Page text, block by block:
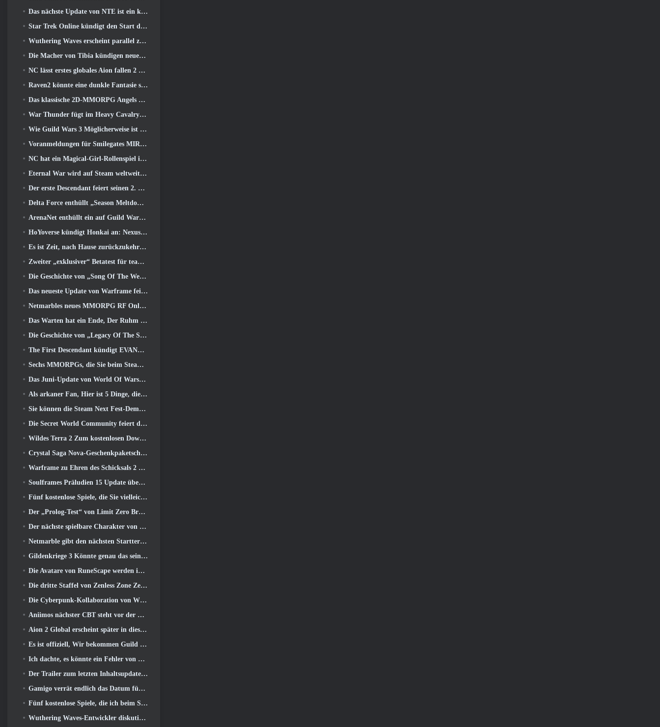
Das nächste Update von NTE ist ein kleiner Abstecher in ein Fantasy-Tabletop-Spiel
Star Trek Online kündigt den Start der kommenden „Undiscovered“-Staffel an
Wuthering Waves erscheint parallel zur Xbox-Version 3.5 Aktualisieren
Die Macher von Tibia kündigen neuen Playtest des Old-School-Zombie-MMORPGs an, Online bestehen bleiben
NC lässt erstes globales Aion fallen 2 Entwicklervideo, Details zum Spiel teilen
Raven2 könnte eine dunkle Fantasie sein, Aber das tut dem Sommerspaß keinen Abbruch
Das klassische 2D-MMORPG Angels Online Global startet heute
War Thunder fügt im Heavy Cavalry Update Raketenabwehrraketen und elektronische Unterstützungsmaßnahmen hinzu
Wie Guild Wars 3 Möglicherweise ist es auf der Suche nach Innovationen im MMO-Bereich
Voranmeldungen für Smilegates MIRESI sind jetzt möglich: Unsichtbare Zukunft
NC hat ein Magical-Girl-Rollenspiel im Anime-inspirierten Kunststil der 90er in Arbeit
Eternal War wird auf Steam weltweit verbreitet
Der erste Descendant feiert seinen 2. Jahrestag mit dem Descendant Fest 2026 Strom
Delta Force enthüllt „Season Meltdown“, Kündigt die Zusammenarbeit mit Rainbow Six Siege an
ArenaNet enthüllt ein auf Guild Wars basierendes Kartenspiel, Nebelgebunden
HoYoverse kündigt Honkai an: Nexus-Anime „Evolutionstest“
Es ist Zeit, nach Hause zurückzukehren und den glückseligen Rückzugsort dort wiederherzustellen, wo sich die Winde treffen
Zweiter „exklusiver“ Betatest für teambasierte Survival-Shooter-Zeitfresser angekündigt
Die Geschichte von „Song Of The Welkin Moon“ von Genshin Impact geht zu Ende.. Auf dem Mond
Das neueste Update von Warframe feiert alle Space Dads
Netmarbles neues MMORPG RF Online Next mit Mech-Thema wird weltweit eingeführt
Das Warten hat ein Ende, Der Ruhm der Besiegten ist zurückgekehrt
Die Geschichte von „Legacy Of The Sith“ findet heute im neuesten Update von SWTOR ihren Abschluss
The First Descendant kündigt EVANGELION Collab-Event an
Sechs MMORPGs, die Sie beim Steam Next Fest ausprobieren können
Das Juni-Update von World Of Warships feiert den Unabhängigkeitstag der USA mit einer neuen Erzählkampagne
Als arkaner Fan, Hier ist 5 Dinge, die ich vom Riot-MMO sehen möchte
Sie können die Steam Next Fest-Demo von Embers Of The Uncrowned Tomorrow vorab herunterladen
Die Secret World Community feiert den 14. Jahrestag mit einem Rätsel, das sie gemeinsam lösen müssen
Wildes Terra 2 Zum kostenlosen Download verfügbar (Und behalten) Für eine begrenzte Zeit
Crystal Saga Nova-Geschenkpaketschlüssel als Geschenk
Warframe zu Ehren des Schicksals 2 Mit spezieller Aktivität und Titel im Spiel
Soulframes Präludien 15 Update überarbeitet Beute und Angeln
Fünf kostenlose Spiele, die Sie vielleicht während des Bullet Fests ausprobieren möchten
Der „Prolog-Test“ von Limit Zero Breakers beginnt heute
Der nächste spielbare Charakter von Overwatch scheint ein überarbeiteter Cyborg-Verbrecherboss zu sein
Netmarble gibt den nächsten Starttermin für Global RF Online bekannt
Gildenkriege 3 Könnte genau das sein, was die MMO-Branche gerade braucht
Die Avatare von RuneScape werden im größten visuellen Update des Spiels der letzten zehn Jahre überarbeitet
Die dritte Staffel von Zenless Zone Zero beginnt mit einer Reise zu einer Bangboo-Insel im Himmel, Und zur Steam-Plattform
Die Cyberpunk-Kollaboration von Wuthering Waves ist genau das, was ich mir von meinen Videospiel-Crossover-Events erwarte
Aniimos nächster CBT steht vor der Tür ... UND, Wir haben ein offizielles Startfenster
Aion 2 Global erscheint später in diesem Jahr auf Steam und Purple
Es ist offiziell, Wir bekommen Guild Wars 3
Ich dachte, es könnte ein Fehler von Neverness to Everness sein, das Porsche Collab Gacha Event so früh zu veranstalten, Aber ich habe mich geirrt
Der Trailer zum letzten Inhaltsupdate von Destiny 2 ist ein Aufschrei
Gamigo verrät endlich das Datum für die Rückkehr von Gloria Victis, Wird es das zweite Mal überleben??
Fünf kostenlose Spiele, die ich beim Summer Game Fest zu sehen hoffe
Wuthering Waves-Entwickler diskutieren über die Erstellung der Lahai-Roi-Mech-Kampfsequenz